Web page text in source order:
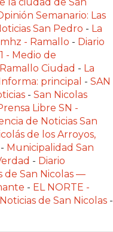
Semanario: Las
San Pedro - La
- Ramallo - Diario
- Medio de
Ramallo Ciudad - La
principal - SAN
- San Nicolas
Libre SN -
de Noticias San
de los Arroyos,
- Municipalidad San
- Diario
de San Nicolas —
- EL NORTE -
de San Nicolas -